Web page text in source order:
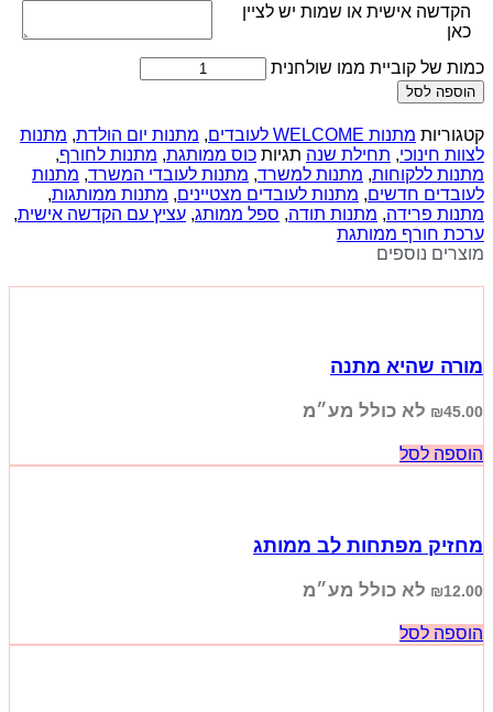
הקדשה אישית או שמות יש לציין
כאן
כמות של קוביית ממו שולחנית
הוספה לסל
קטגוריות מתנות WELCOME לעובדים , מתנות יום הולדת, מתנות
לצוות חינוכי, תחילת שנה תגיות כוס ממותגת, מתנות לחורף,
מתנות ללקוחות, מתנות למשרד, מתנות לעובדי המשרד, מתנות
לעובדים חדשים, מתנות לעובדים מצטיינים, מתנות ממותגות,
מתנות פרידה, מתנות תודה, ספל ממותג, עציץ עם הקדשה אישית,
ערכת חורף ממותגת
מוצרים נוספים
מורה שהיא מתנה
₪45.00 לא כולל מע״מ
הוספה לסל
מחזיק מפתחות לב ממותג
₪12.00 לא כולל מע״מ
הוספה לסל